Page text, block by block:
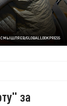
GLOBALLOOKPRESS
за